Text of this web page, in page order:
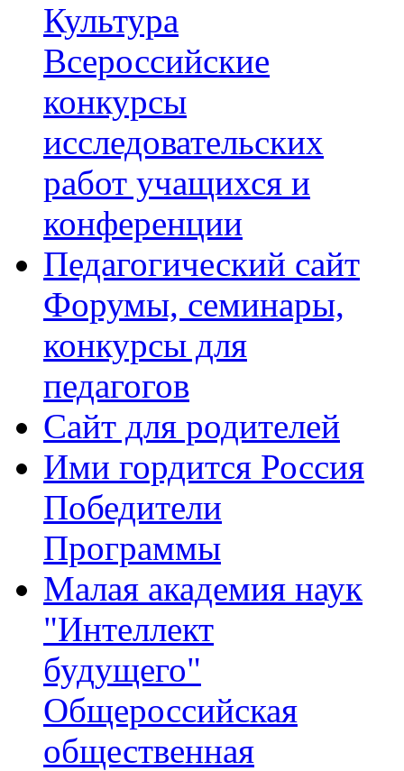
Культура
Всероссийские
конкурсы
исследовательских
работ учащихся и
конференции
Педагогический сайт
Форумы, семинары,
конкурсы для
педагогов
Сайт для родителей
Ими гордится Россия
Победители
Программы
Малая академия наук
"Интеллект
будущего"
Общероссийская
общественная